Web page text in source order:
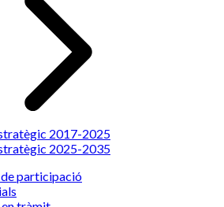
2017-2025
2025-2035
participació